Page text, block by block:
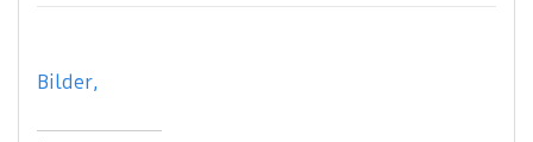
Bilder,